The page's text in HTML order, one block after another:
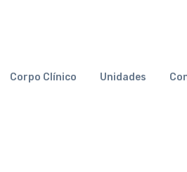
Corpo Clínico Unidades